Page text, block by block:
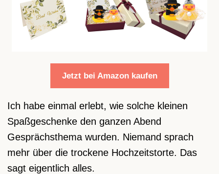
Jetzt bei Amazon kaufen
Ich habe einmal erlebt, wie solche kleinen
Spaßgeschenke den ganzen Abend
Gesprächsthema wurden. Niemand sprach
mehr über die trockene Hochzeitstorte. Das
sagt eigentlich alles.